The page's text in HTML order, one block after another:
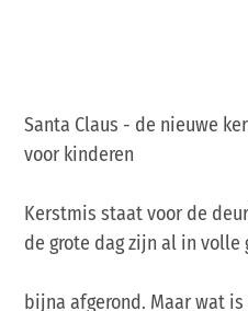
Santa Claus - de nieuwe
voor kinderen
Kerstmis staat voor de
de grote dag zijn al in volle
bijna afgerond. Maar wat